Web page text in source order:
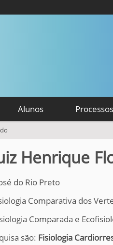
Alunos
Henrique
do Rio Preto
Comparativa dos
Comparada e
são: Fisiologia